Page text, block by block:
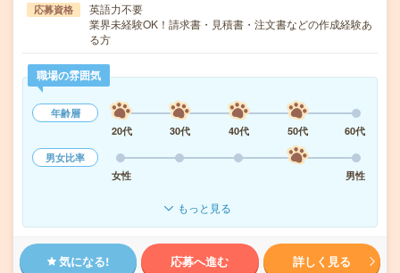
応募資格
英語力不要
業界未経験OK！請求書・見積書・注文書などの作成経験あ
る方
職場の雰囲気
年齢層
20代
30代 40代 50代
60代
男女比率
女性
男性
もっと見る
気になる! 応募へ進む 詳しく見る